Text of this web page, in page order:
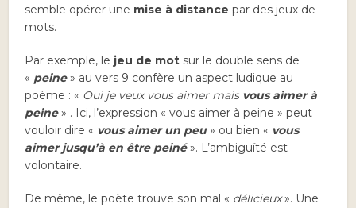
semble opérer une mise à distance par des jeux de
mots.
Par exemple, le jeu de mot sur le double sens de
« peine» au vers 9 confère un aspect ludique au
poème : « Oui je veux vous aimer mais vous aimer à
peine» . Ici, l’expression « vous aimer à peine » peut
vouloir dire « vous aimer un peu» ou bien « vous
aimer jusqu’à en être peiné». L’ambiguïté est
volontaire.
De même, le poète trouve son mal « délicieux». Une